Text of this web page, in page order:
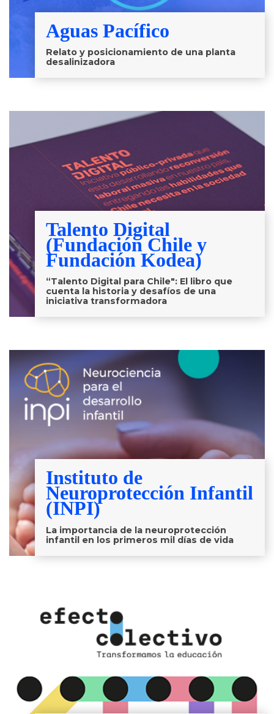
Aguas Pacífico
Relato y posicionamiento de una planta
desalinizadora
Talento Digital
(Fundación Chile y
Fundación Kodea)
“Talento Digital para Chile": El libro que
cuenta la historia y desafíos de una
iniciativa transformadora
Instituto de
Neuroprotección Infantil
(INPI)
La importancia de la neuroprotección
infantil en los primeros mil días de vida